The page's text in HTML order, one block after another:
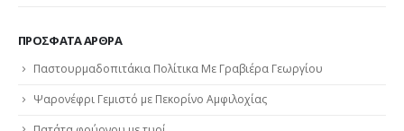
ΠΡΌΣΦΑΤΑ ΆΡΘΡΑ
Παστουρμαδοπιτάκια Πολίτικα Με Γραβιέρα Γεωργίου
Ψαρονέφρι Γεμιστό με Πεκορίνο Αμφιλοχίας